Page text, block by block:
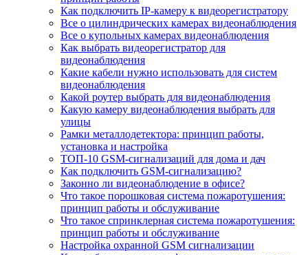
Как подключить IP-камеру к видеорегистратору
Все о цилиндрических камерах видеонаблюдения
Все о купольных камерах видеонаблюдения
Как выбрать видеорегистратор для
видеонаблюдения
Какие кабели нужно использовать для систем
видеонаблюдения
Какой роутер выбрать для видеонаблюдения
Какую камеру видеонаблюдения выбрать для
улицы
Рамки металлодетектора: принцип работы,
установка и настройка
ТОП-10 GSM-сигнализаций для дома и дач
Как подключить GSM-сигнализацию?
Законно ли видеонаблюдение в офисе?
Что такое порошковая система пожаротушения:
принцип работы и обслуживание
Что такое спринклерная система пожаротушения:
принцип работы и обслуживание
Настройка охранной GSM сигнализации